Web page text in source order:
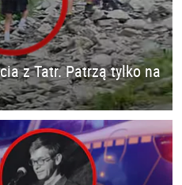
z Tatr. Patrzą tylko na